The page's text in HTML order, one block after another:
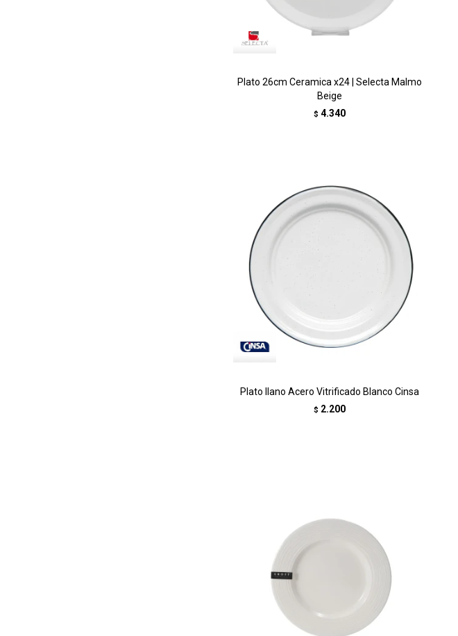
Plato 26cm Ceramica x24 | Selecta Malmo
Beige
$ 4.340
Plato llano Acero Vitrificado Blanco Cinsa
$ 2.200